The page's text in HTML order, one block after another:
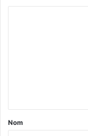
a
Nom